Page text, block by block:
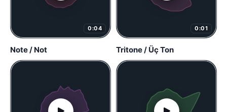
0:04
Note / Not
0:01
Tritone / Üç Ton